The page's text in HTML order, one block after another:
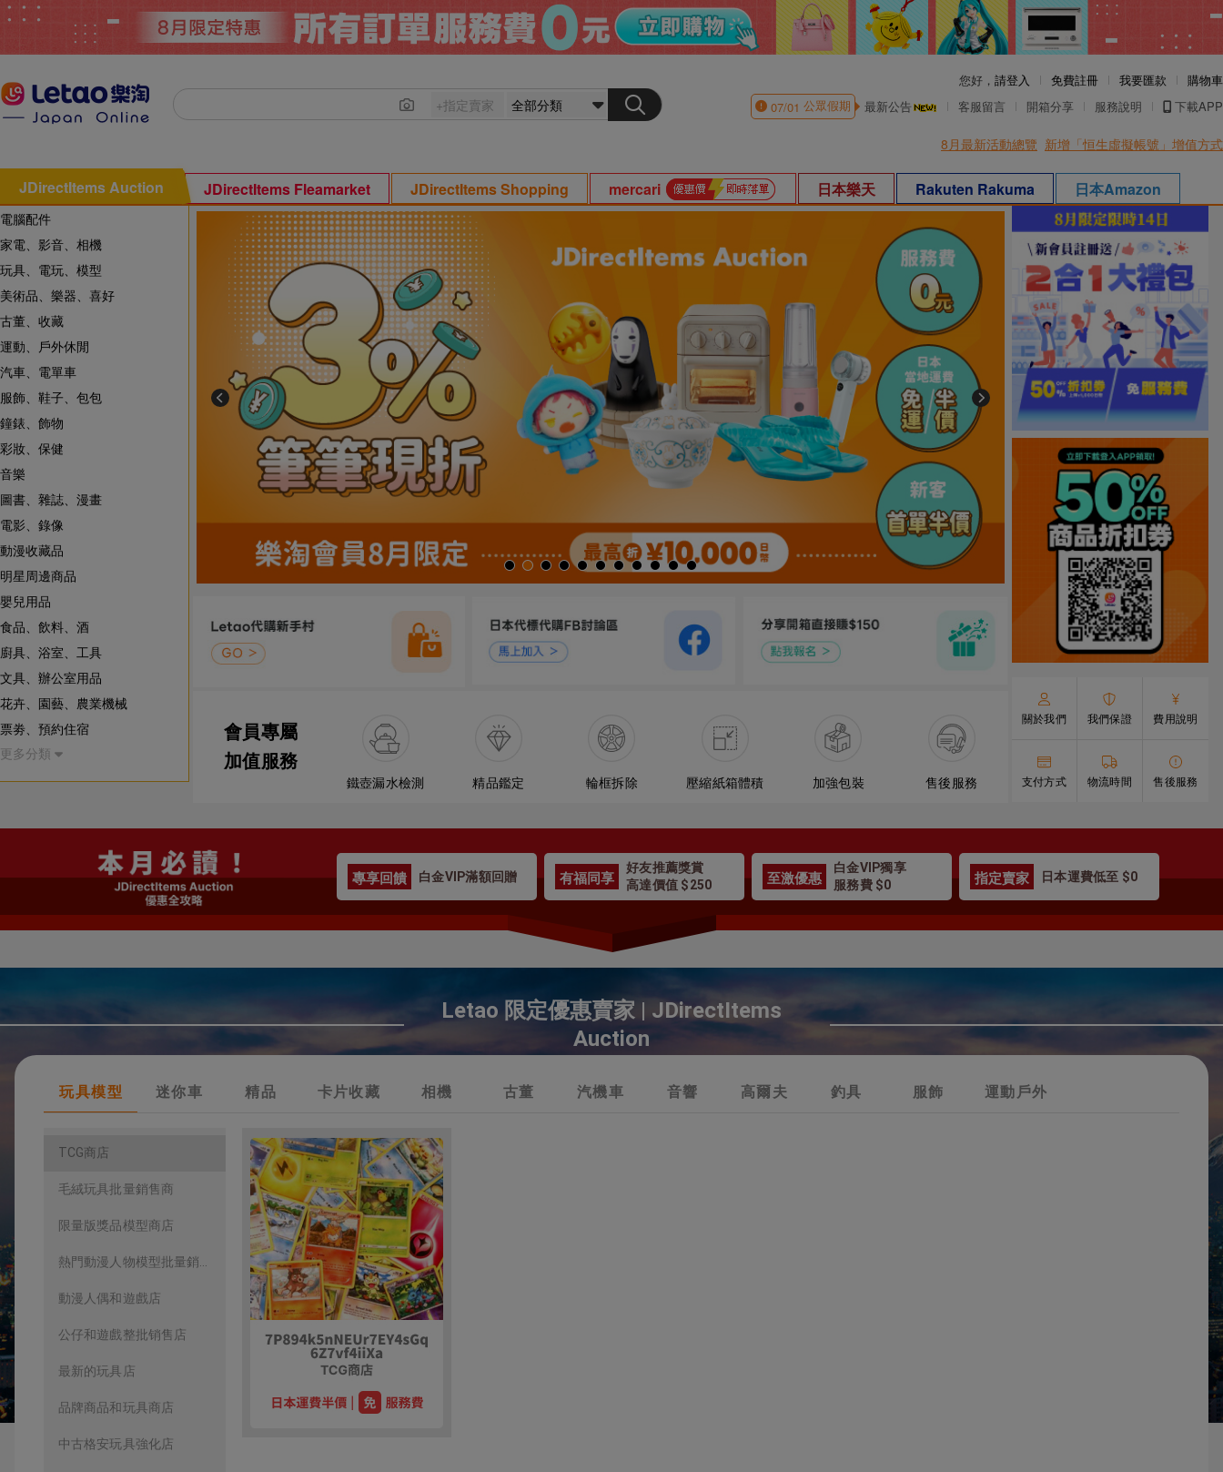
您好， 請登入 免費註冊 我要匯款
購物車
07/01 公眾假期 最新公告 客服留言 開箱分享 服務說明 下載APP
8月最新活動總覽 新增「恒生虛擬帳號」增值方式
JDirectItems Auction JDirectItems Fleamarket JDirectItems Shopping mercari 日本樂天 Rakuten Rakuma 日本Amazon
電腦配件
家電、影音、相機
玩具、電玩、模型
美術品、樂器、喜好
古董、收藏
運動、戶外休閒
汽車、電單車
服飾、鞋子、包包
鐘錶、飾物
彩妝、保健
音樂
圖書、雜誌、漫畫
電影、錄像
動漫收藏品
明星周邊商品
嬰兒用品
食品、飲料、酒
廚具、浴室、工具
文具、辦公室用品
花卉、園藝、農業機械
票劵、預約住宿
寵物用品、昆蟲/動物
房地產
其他、18+
更多分類
會員專屬
加值服務
鐵壺漏水檢測 精品鑑定 輪框拆除 壓縮紙箱體積 加強包裝 售後服務
關於我們 我們保證 費用說明
支付方式 物流時間 售後服務
專享回饋 白金VIP滿額回贈 有福同享
好友推薦獎賞
高達價值 $250
至激優惠
白金VIP獨享
服務費 $0
指定賣家 日本運費低至 $0
Letao 限定優惠賣家 | JDirectItems
Auction
玩具模型 迷你車 精品 卡片收藏 相機 古董 汽機車 音響 高爾夫 釣具 服飾 運動戶外
TCG商店
毛絨玩具批量銷售商
限量版獎品模型商店
動漫人偶和遊戲店
公仔和遊戲整批销售店
最新的玩具店
品牌商品和玩具商店
中古格安玩具強化店